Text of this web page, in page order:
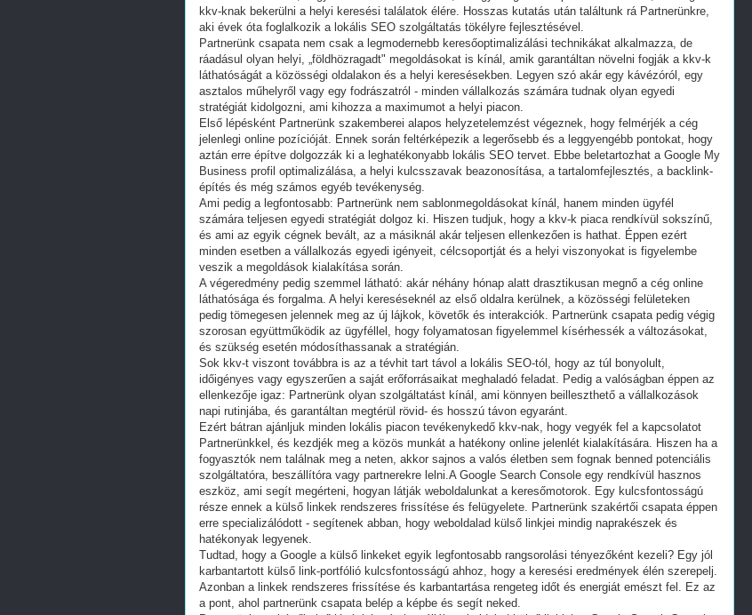
kkv-knak bekerülni a helyi keresési találatok élére. Hosszas kutatás után találtunk rá Partnerünkre,
aki évek óta foglalkozik a lokális SEO szolgáltatás tökélyre fejlesztésével.
Partnerünk csapata nem csak a legmodernebb keresőoptimalizálási technikákat alkalmazza, de
ráadásul olyan helyi, „földhözragadt" megoldásokat is kínál, amik garantáltan növelni fogják a kkv-k
láthatóságát a közösségi oldalakon és a helyi keresésekben. Legyen szó akár egy kávézóról, egy
asztalos műhelyről vagy egy fodrászatról - minden vállalkozás számára tudnak olyan egyedi
stratégiát kidolgozni, ami kihozza a maximumot a helyi piacon.
Első lépésként Partnerünk szakemberei alapos helyzetelemzést végeznek, hogy felmérjék a cég
jelenlegi online pozícióját. Ennek során feltérképezik a legerősebb és a leggyengébb pontokat, hogy
aztán erre építve dolgozzák ki a leghatékonyabb lokális SEO tervet. Ebbe beletartozhat a Google My
Business profil optimalizálása, a helyi kulcsszavak beazonosítása, a tartalomfejlesztés, a backlink-
építés és még számos egyéb tevékenység.
Ami pedig a legfontosabb: Partnerünk nem sablonmegoldásokat kínál, hanem minden ügyfél
számára teljesen egyedi stratégiát dolgoz ki. Hiszen tudjuk, hogy a kkv-k piaca rendkívül sokszínű,
és ami az egyik cégnek bevált, az a másiknál akár teljesen ellenkezően is hathat. Éppen ezért
minden esetben a vállalkozás egyedi igényeit, célcsoportját és a helyi viszonyokat is figyelembe
veszik a megoldások kialakítása során.
A végeredmény pedig szemmel látható: akár néhány hónap alatt drasztikusan megnő a cég online
láthatósága és forgalma. A helyi kereséseknél az első oldalra kerülnek, a közösségi felületeken
pedig tömegesen jelennek meg az új lájkok, követők és interakciók. Partnerünk csapata pedig végig
szorosan együttműködik az ügyféllel, hogy folyamatosan figyelemmel kísérhessék a változásokat,
és szükség esetén módosíthassanak a stratégián.
Sok kkv-t viszont továbbra is az a tévhit tart távol a lokális SEO-tól, hogy az túl bonyolult,
időigényes vagy egyszerűen a saját erőforrásaikat meghaladó feladat. Pedig a valóságban éppen az
ellenkezője igaz: Partnerünk olyan szolgáltatást kínál, ami könnyen beilleszthető a vállalkozások
napi rutinjába, és garantáltan megtérül rövid- és hosszú távon egyaránt.
Ezért bátran ajánljuk minden lokális piacon tevékenykedő kkv-nak, hogy vegyék fel a kapcsolatot
Partnerünkkel, és kezdjék meg a közös munkát a hatékony online jelenlét kialakítására. Hiszen ha a
fogyasztók nem találnak meg a neten, akkor sajnos a valós életben sem fognak benned potenciális
szolgáltatóra, beszállítóra vagy partnerekre lelni.A Google Search Console egy rendkívül hasznos
eszköz, ami segít megérteni, hogyan látják weboldalunkat a keresőmotorok. Egy kulcsfontosságú
része ennek a külső linkek rendszeres frissítése és felügyelete. Partnerünk szakértői csapata éppen
erre specializálódott - segítenek abban, hogy weboldalad külső linkjei mindig naprakészek és
hatékonyak legyenek.
Tudtad, hogy a Google a külső linkeket egyik legfontosabb rangsorolási tényezőként kezeli? Egy jól
karbantartott külső link-portfólió kulcsfontosságú ahhoz, hogy a keresési eredmények élén szerepelj.
Azonban a linkek rendszeres frissítése és karbantartása rengeteg időt és energiát emészt fel. Ez az
a pont, ahol partnerünk csapata belép a képbe és segít neked.